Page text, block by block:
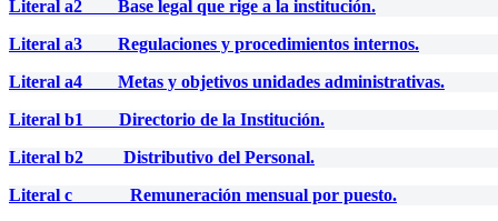
Literal a2 Base legal que rige a la institución.
Literal a3 Regulaciones y procedimientos internos.
Literal a4 Metas y objetivos unidades administrativas.
Literal b1 Directorio de la Institución.
Literal b2 Distributivo del Personal.
Literal c Remuneración mensual por puesto.